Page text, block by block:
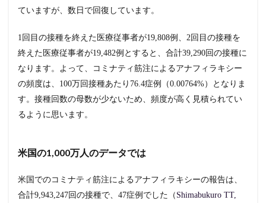
ていますが、数日で回復しています。
1回目の接種を終えた医療従事者が19,808例、2回目の接種を
終えた医療従事者が19,482例とすると、合計39,290回の接種に
なります。よって、コミナティ筋注によるアナフィラキシー
の頻度は、100万回接種あたり76.4症例（0.00764%）となりま
す。接種回数の母数が少ないため、頻度が高く見積られてい
るように思います。
米国の1,000万人のデータでは
米国でのコミナティ筋注によるアナフィラキシーの報告は、
合計9,943,247回の接種で、47症例でした（Shimabukuro TT,